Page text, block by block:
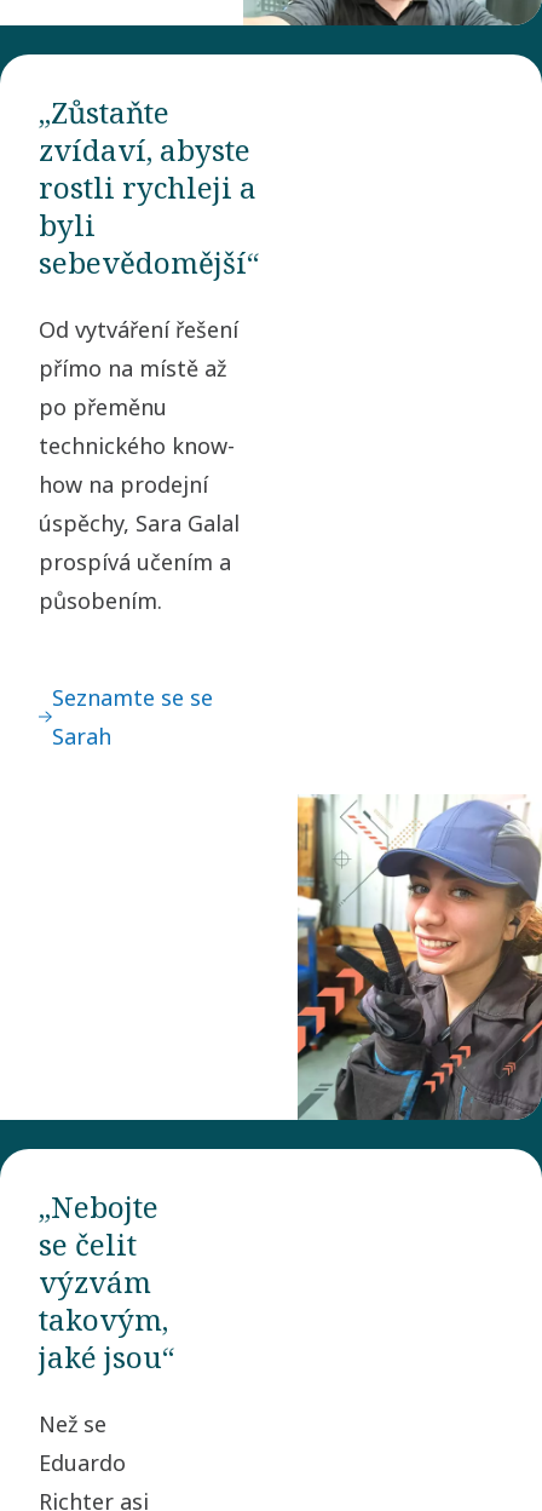
„Zůstaňte
zvídaví, abyste
rostli rychleji a
byli
sebevědomější“
Od vytváření řešení
přímo na místě až
po přeměnu
technického know-
how na prodejní
úspěchy, Sara Galal
prospívá učením a
působením.
Seznamte se se
Sarah
„Nebojte
se čelit
výzvám
takovým,
jaké jsou“
Než se
Eduardo
Richter asi